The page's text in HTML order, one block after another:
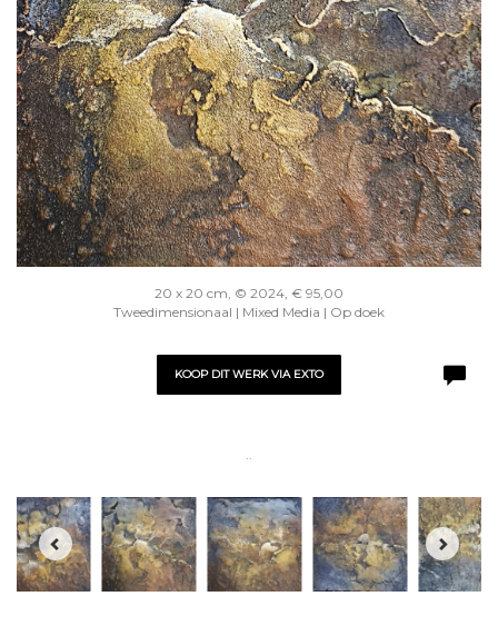
20 x 20 cm, © 2024, € 95,00
Tweedimensionaal | Mixed Media | Op doek
KOOP DIT WERK VIA EXTO